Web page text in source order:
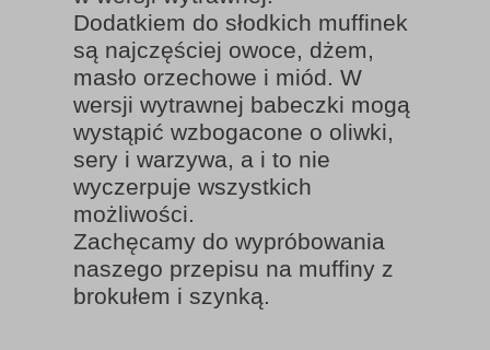
Dodatkiem do słodkich muffinek
są najczęściej owoce, dżem,
masło orzechowe i miód. W
wersji wytrawnej babeczki mogą
wystąpić wzbogacone o oliwki,
sery i warzywa, a i to nie
wyczerpuje wszystkich
możliwości.
Zachęcamy do wypróbowania
naszego przepisu na muffiny z
brokułem i szynką.